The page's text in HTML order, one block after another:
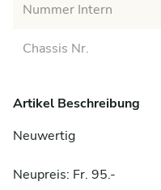
Nummer Intern
Chassis Nr.
Artikel Beschreibung
Neuwertig
Neupreis: Fr. 95.-